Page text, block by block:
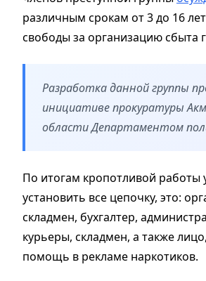
различным срокам от 3 до 16
свободы за организацию сбыта
Разработка данной группы
инициативе прокуратуры
области Департаментом
По итогам кропотливой работы
установить все цепочку, это:
складмен, бухгалтер,
курьеры, складмен, а также
помощь в рекламе наркотиков.